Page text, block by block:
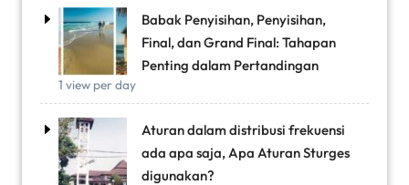
Babak Penyisihan, Penyisihan,
Final, dan Grand Final: Tahapan
Penting dalam Pertandingan
1 view per day
Aturan dalam distribusi frekuensi
ada apa saja, Apa Aturan Sturges
digunakan?